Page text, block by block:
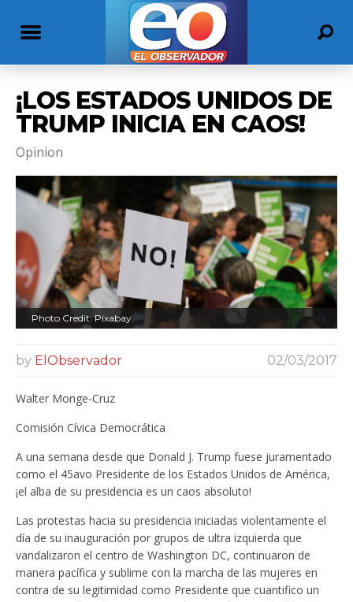
¡LOS ESTADOS UNIDOS DE
TRUMP INICIA EN CAOS!
Opinion
Photo Credit: Pixabay
by ElObservador 02/03/2017
Walter Monge-Cruz
Comisión Cívica Democrática
A una semana desde que Donald J. Trump fuese juramentado
como el 45avo Presidente de los Estados Unidos de América,
¡el alba de su presidencia es un caos absoluto!
Las protestas hacia su presidencia iniciadas violentamente el
día de su inauguración por grupos de ultra izquierda que
vandalizaron el centro de Washington DC, continuaron de
manera pacífica y sublime con la marcha de las mujeres en
contra de su legitimidad como Presidente que cuantifico un